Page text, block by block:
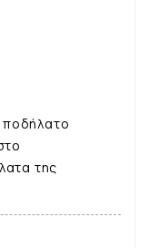
ποδήλατο
της